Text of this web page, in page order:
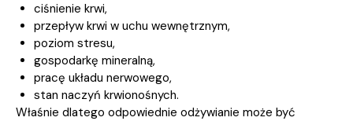
ciśnienie krwi,
przepływ krwi w uchu wewnętrznym,
poziom stresu,
gospodarkę mineralną,
pracę układu nerwowego,
stan naczyń krwionośnych.
Właśnie dlatego odpowiednie odżywianie może być